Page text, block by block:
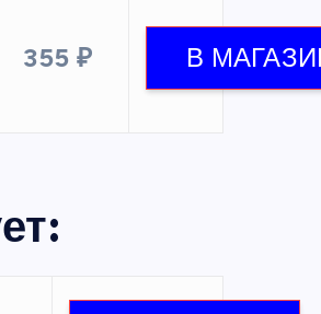
355 ₽